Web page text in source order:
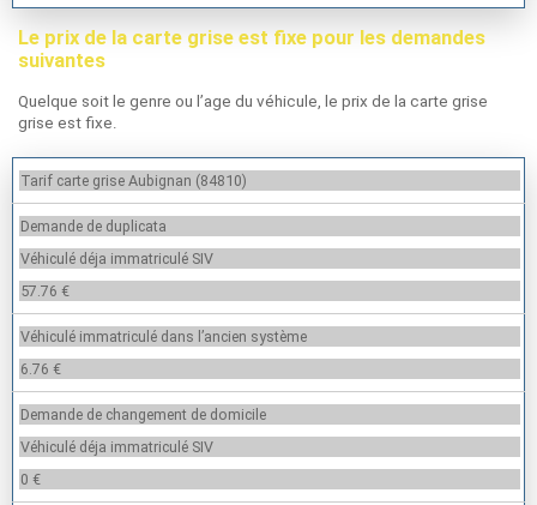
Le prix de la carte grise est fixe pour les demandes
suivantes
Quelque soit le genre ou l’age du véhicule, le prix de la carte grise
grise est fixe.
Tarif carte grise Aubignan (84810)
Demande de duplicata
Véhiculé déja immatriculé SIV
57.76 €
Véhiculé immatriculé dans l’ancien système
6.76 €
Demande de changement de domicile
Véhiculé déja immatriculé SIV
0 €